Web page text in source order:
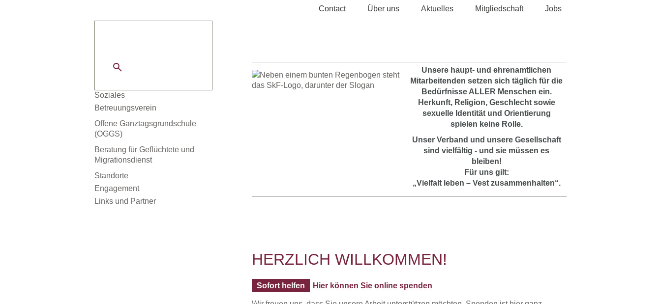
Contact Über uns
Aktuelles
Mitgliedschaft Jobs
Ihre Spende - Helfen Sie mit!
Soziales
Betreuungsverein
Rechtliche Betreuung
Ehrenamtliche Betreuung
Vorsorgevollmacht und
Patientenverfügung
Offene Ganztagsgrundschule
(OGGS)
Volle Tonne
Beratung für Geflüchtete und
Migrationsdienst
Sozialberatung in den
Regionale Beratung für
Geflüchtete
Standorte
Engagement
Links und Partner
Unsere haupt- und ehrenamtlichen
Mitarbeitenden setzen sich täglich für die
Bedürfnisse ALLER Menschen ein.
Herkunft, Religion, Geschlecht sowie
sexuelle Identität und Orientierung
spielen keine Rolle.
Unser Verband und unsere Gesellschaft
sind vielfältig - und sie müssen es
bleiben!
Für uns gilt:
„Vielfalt leben – Vest zusammenhalten“.
HERZLICH WILLKOMMEN!
Sofort helfen Hier können Sie online spenden